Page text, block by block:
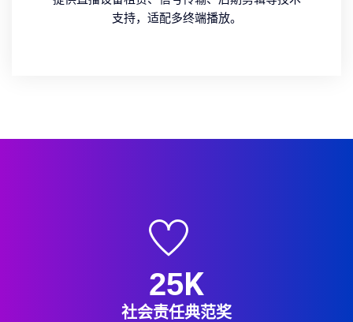
支持，适配多终端播放。
25K
社会责任典范奖